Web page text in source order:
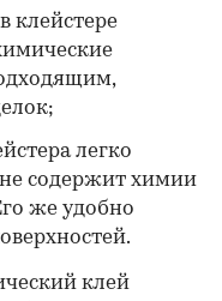
в клейстере
легко
не содержит химии
же удобно
клей